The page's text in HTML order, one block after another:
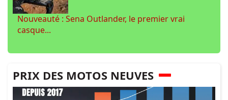
Nouveauté : Sena Outlander, le premier vrai
casque...
PRIX DES MOTOS NEUVES